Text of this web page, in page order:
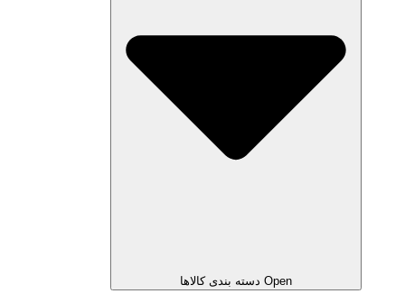
Open دسته بندی کالاها